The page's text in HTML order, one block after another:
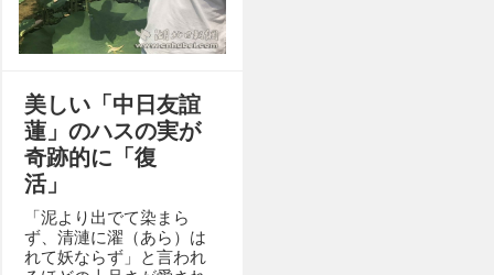
美しい「中日友誼
蓮」のハスの実が
奇跡的に「復
活」
「泥より出でて染まら
ず、清漣に濯（あら）は
れて妖ならず」と言われ